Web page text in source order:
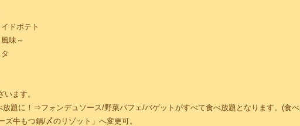
ドポテト
味～
ます。
題に！⇒フォンデュソース/野菜パフェ/バゲットがすべて食べ放題となります。(食
牛もつ鍋/〆のリゾット」へ変更可。